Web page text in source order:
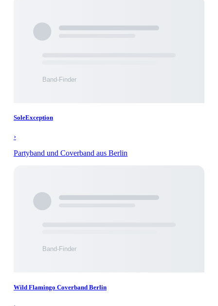
SoleException
›
Partyband und Coverband aus Berlin
Wild Flamingo Coverband Berlin